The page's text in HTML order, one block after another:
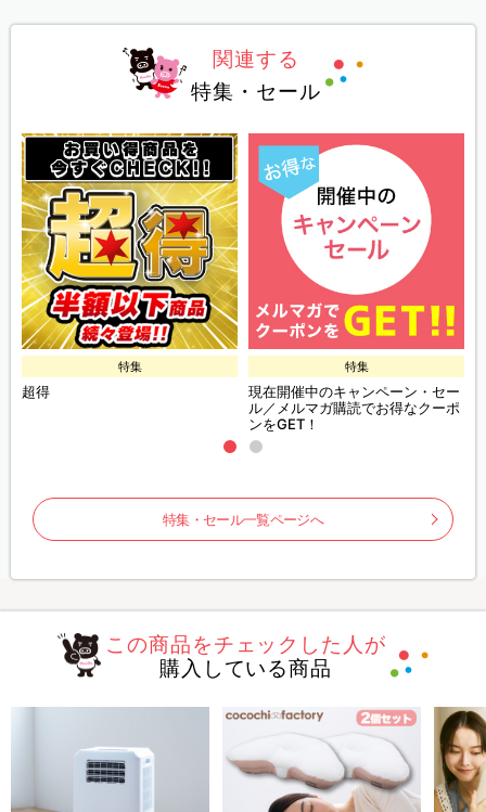
関連する
特集・セール
特集
超得
特集
現在開催中のキャンペーン・セー
ル／メルマガ購読でお得なクーポ
ンをGET！
特集・セール一覧ページへ
この商品をチェックした人が
購入している商品